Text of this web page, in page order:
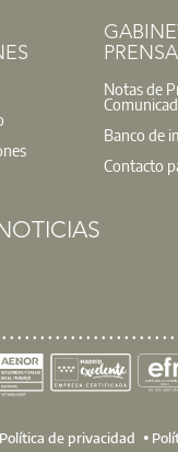
PRENSA
Notas de
Banco de
Contacto
NOTICIAS
Política de privacidad